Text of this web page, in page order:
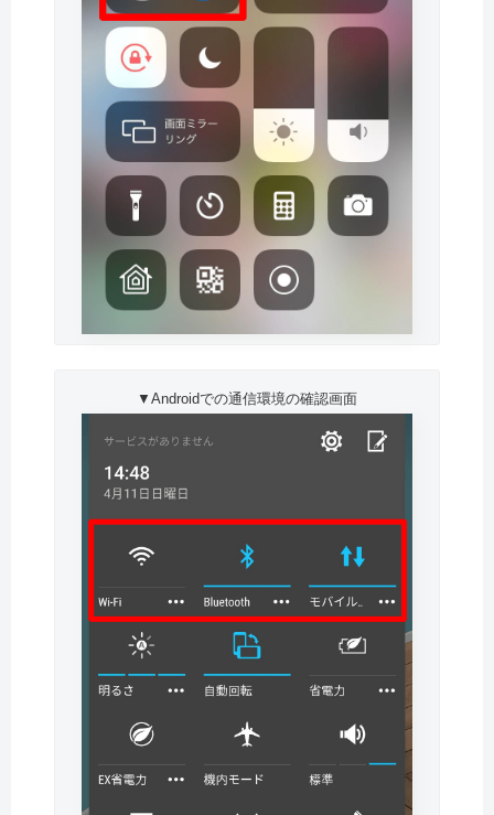
▼Androidでの通信環境の確認画面